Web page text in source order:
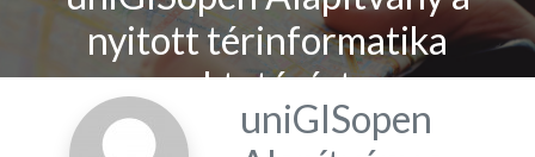
nyitott térinformatika
oktatásért
uniGISopen